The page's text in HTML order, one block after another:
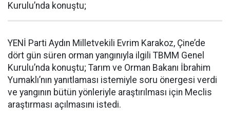
Kurulu’nda konuştu;
YENİ Parti Aydın Milletvekili Evrim Karakoz, Çine’de
dört gün süren orman yangınıyla ilgili TBMM Genel
Kurulu’nda konuştu; Tarım ve Orman Bakanı İbrahim
Yumaklı’nın yanıtlaması istemiyle soru önergesi verdi
ve yangının bütün yönleriyle araştırılması için Meclis
araştırması açılmasını istedi.